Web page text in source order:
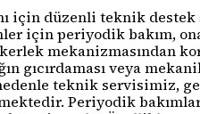
için düzenli teknik destek
için periyodik bakım,
mekanizmasından
gıcırdaması veya
teknik servisimiz,
Periyodik